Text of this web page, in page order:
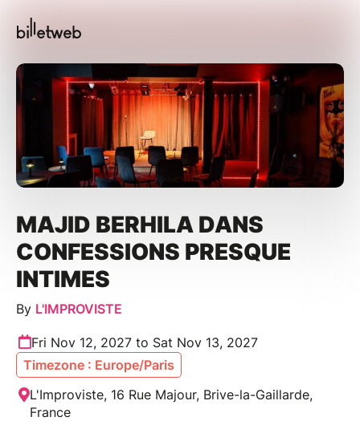
MAJID BERHILA DANS
CONFESSIONS PRESQUE
INTIMES
By L'IMPROVISTE
Fri Nov 12, 2027 to Sat Nov 13, 2027
Timezone : Europe/Paris
L'Improviste, 16 Rue Majour, Brive-la-Gaillarde,
France